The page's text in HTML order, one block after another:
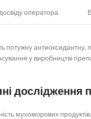
оператора
потужну
у виробництві
дослідження
мухоморових